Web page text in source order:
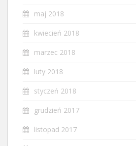
maj 2018
kwiecień 2018
marzec 2018
luty 2018
styczeń 2018
grudzień 2017
listopad 2017